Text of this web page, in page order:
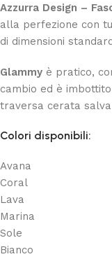
Azzurra Design –
alla perfezione con
di dimensioni
Glammy è pratico,
cambio ed è
traversa cerata
Colori disponibili:
Avana
Coral
Lava
Marina
Sole
Bianco